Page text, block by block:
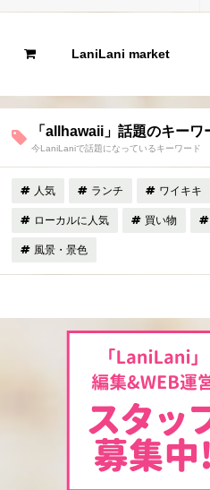
LaniLani market
「allhawaii」話題のキーワ
今LaniLaniで話題になっているキーワード
人気 ランチ ワイキキ
ローカルに人気 買い物
風景・景色